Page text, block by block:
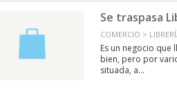
Se traspasa
COMERCIO >
Es un negocio que
bien, pero por
situada, a...